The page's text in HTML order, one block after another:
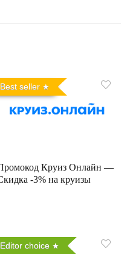
Best seller
Круиз Онлайн —
-3% на круизы
Editor choice